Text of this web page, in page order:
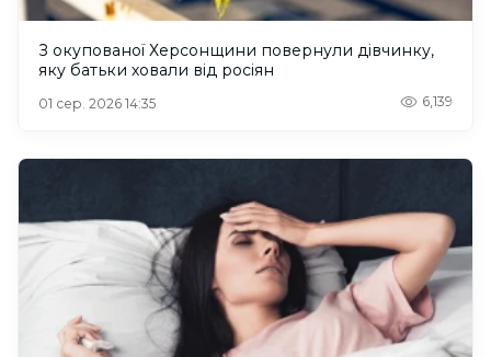
З окупованої Херсонщини повернули дівчинку,
яку батьки ховали від росіян
01 сер. 2026 14:35 6,139